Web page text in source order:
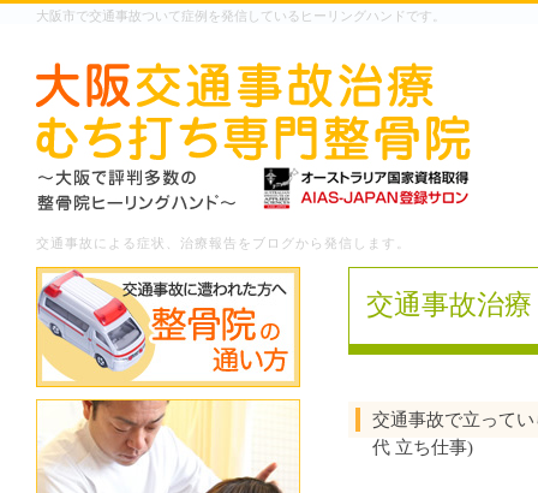
大阪市で交通事故ついて症例を発信しているヒーリングハンドです。
交通事故による症状、治療報告をブログから発信します。
交通事故治
交通事故で立って
代 立ち仕事)